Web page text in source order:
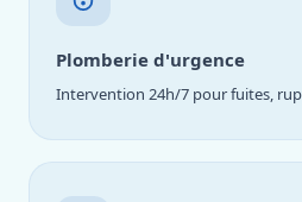
Plomberie d'urgence
Intervention 24h/7 pour fuites,